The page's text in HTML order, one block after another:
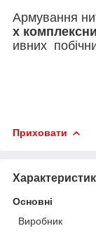
Армування
х
ивних
Приховати
Основні
Виробник